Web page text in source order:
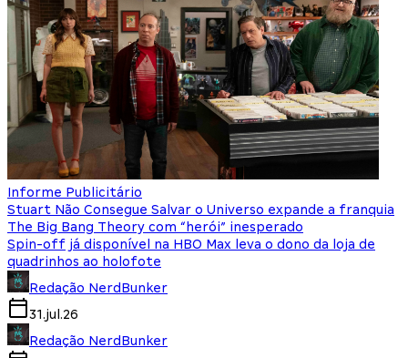
Informe Publicitário
Stuart Não Consegue Salvar o Universo expande a franquia
The Big Bang Theory com “herói” inesperado
Spin-off já disponível na HBO Max leva o dono da loja de
quadrinhos ao holofote
Redação NerdBunker
31.jul.26
Redação NerdBunker